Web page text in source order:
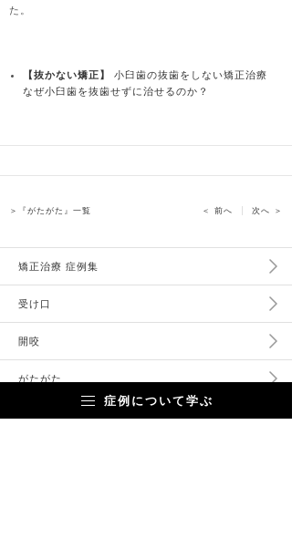
た。
【抜かない矯正】
小臼歯の抜歯をしない矯正治療
なぜ小臼歯を抜歯せずに治せるのか？
＞『がたがた』一覧 ＜ 前へ 次へ ＞
矯正治療 症例集
受け口
開咬
がたがた
症例について学ぶ